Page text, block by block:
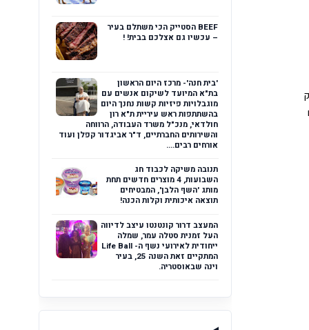
BEEF הסטייק הכי משתלם בעיר
– עכשיו גם אצלכם בבית! !
'בית חנה'- מרכז היום הראשון
בת"א המיועד לשיקום אנשים עם
מוגבלויות פיזיות קשות נחנך היום
בהשתתפות ראש עיריית ת"א רון
חולדאי, מנכ"ל משרד העבודה, הרווחה
והשירותים החברתיים, ד"ר אביגדור קפלן ועוד
אורחים רבים....
תנובה משיקה לכבוד חג
השבועות, 4 מוצרים חדשים תחת
מותג 'השף הלבן', המבטיחים
תוצאה איכותית וקלות הכנה!
המעצב דרור קונטנטו עיצב לדיווה
העל זמנית סטלה עמר, שמלה
ייחודית לאירועי נשף ה- Life Ball
המתקיים זאת השנה 25, בעיר
וינה שבאוסטריה.